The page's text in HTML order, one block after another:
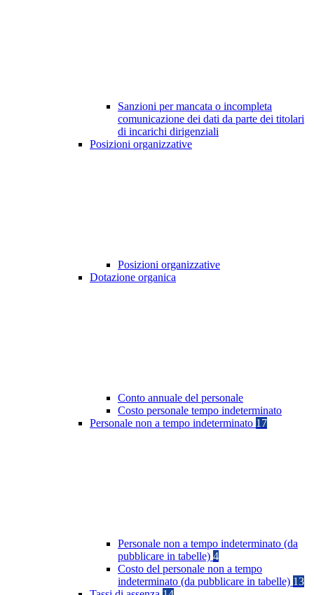
Sanzioni per mancata o incompleta
comunicazione dei dati da parte dei titolari
di incarichi dirigenziali
Posizioni organizzative
Posizioni organizzative
Dotazione organica
Conto annuale del personale
Costo personale tempo indeterminato
Personale non a tempo indeterminato 17
Personale non a tempo indeterminato (da
pubblicare in tabelle) 4
Costo del personale non a tempo
indeterminato (da pubblicare in tabelle) 13